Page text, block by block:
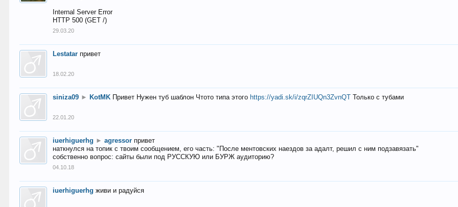
Internal Server Error
HTTP 500 (GET /)
29.03.20
Lestatar привет
18.02.20
siniza09 ► KotMK Привет Нужен туб шаблон Чтото типа этого https://yadi.sk/i/zqrZIUQn3ZvnQT Только с тубами
22.01.20
iuerhiguerhg ► agressor привет
наткнулся на топик с твоим сообщением, его часть: "После ментовских наездов за адалт, решил с ним подзавязать"
собственно вопрос: сайты были под РУССКУЮ или БУРЖ аудиторию?
04.10.18
iuerhiguerhg живи и радуйся